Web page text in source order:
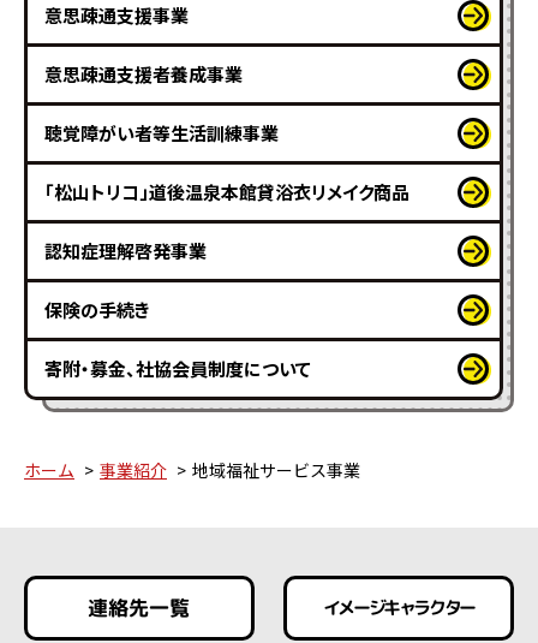
意思疎通支援事業
意思疎通支援者養成事業
聴覚障がい者等生活訓練事業
「松山トリコ」道後温泉本館貸浴衣リメイク商品
認知症理解啓発事業
保険の手続き
寄附・募金、社協会員制度について
ホーム 事業紹介 地域福祉サービス事業
連絡先一覧 イメージキャラクター